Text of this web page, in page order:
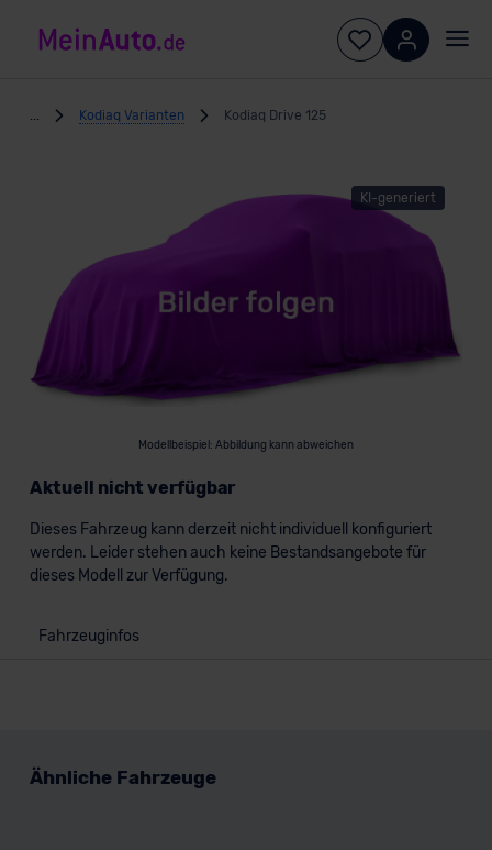
Kodiaq Varianten Kodiaq Drive 125
KI-generiert
Modellbeispiel: Abbildung kann abweichen
Aktuell nicht verfügbar
Dieses Fahrzeug kann derzeit nicht individuell konfiguriert
werden. Leider stehen auch keine Bestandsangebote für
dieses Modell zur Verfügung.
Fahrzeuginfos
Ähnliche Fahrzeuge